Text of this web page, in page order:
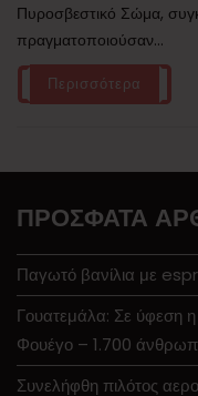
Πυροσβεστικό Σώμα,
πραγματοποιούσαν...
Περισσότερα
ΠΡΌΣΦΑΤΑ
Παγωτό βανίλια με
Γουατεμάλα: Σε ύφεση η
Φουέγο – 1.700
Συνελήφθη πιλότος